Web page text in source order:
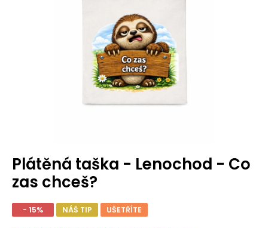
Plátěná taška - Lenochod - Co
zas chceš?
- 15% NÁŠ TIP UŠETŘÍTE